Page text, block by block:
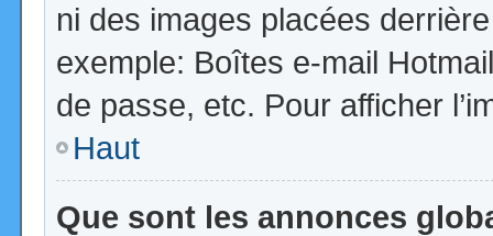
ni des images placées
exemple: Boîtes e-mail
de passe, etc. Pour afficher
Haut
Que sont les annonces